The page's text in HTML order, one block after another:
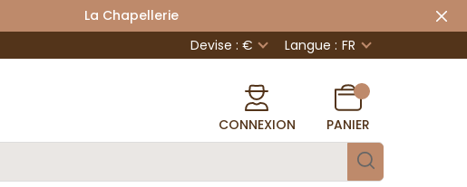
La Chapellerie
Devise : € Langue : FR
CONNEXION PANIER